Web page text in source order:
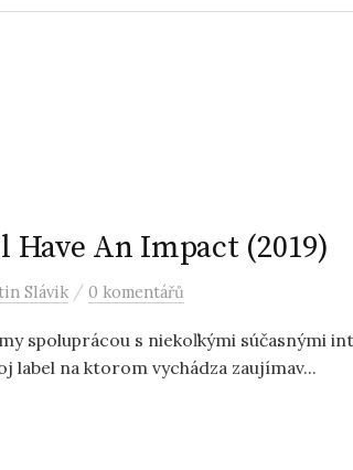
Have An Impact (2019)
Slávik / 0 komentářů
spoluprácou s niekoľkými súčasnými
label na ktorom vychádza zaujímav...